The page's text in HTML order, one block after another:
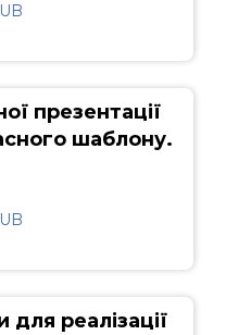
презентації
шаблону.
реалізації